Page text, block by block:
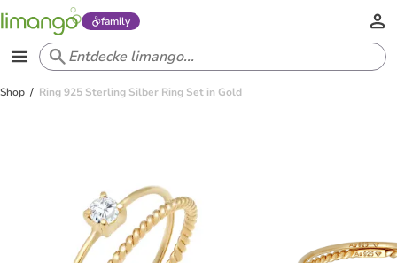
family
Shop Ring 925 Sterling Silber Ring Set in Gold